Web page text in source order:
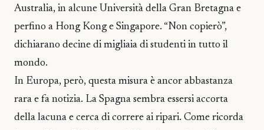
Australia, in alcune Università della Gran Bretagna e
perfino a Hong Kong e Singapore. “Non copierò”,
dichiarano decine di migliaia di studenti in tutto il
mondo.
In Europa, però, questa misura è ancor abbastanza
rara e fa notizia. La Spagna sembra essersi accorta
della lacuna e cerca di correre ai ripari. Come ricorda